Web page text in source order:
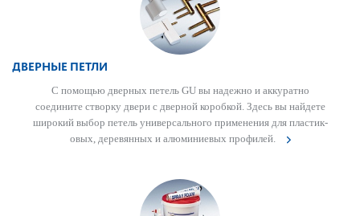
ДВЕРНЫЕ ПЕТЛИ
С помощью дверных петель GU вы надежно и аккур­атно
соедините створку двери с дверной кор­обкой. Здесь вы найдете
широкий выбор петель унив­ерсального применения для пла­сти­к­
овых, дер­евянных и алюминиевых профилей.